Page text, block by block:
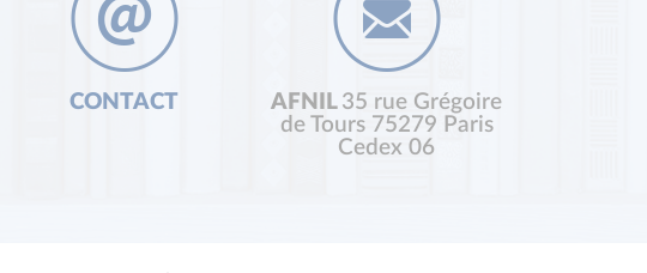
CONTACT AFNIL 35 rue Grégoire
de Tours 75279 Paris
Cedex 06